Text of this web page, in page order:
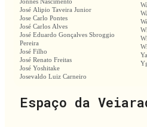
Jonnes Nascimento
José Alipio Taveira Junior
Jose Carlo Pontes
José Carlos Alves
José Eduardo Gonçalves Sbroggio
Pereira
José Filho
José Renato Freitas
José Yoshitake
Josevaldo Luiz Carneiro
Espaço da